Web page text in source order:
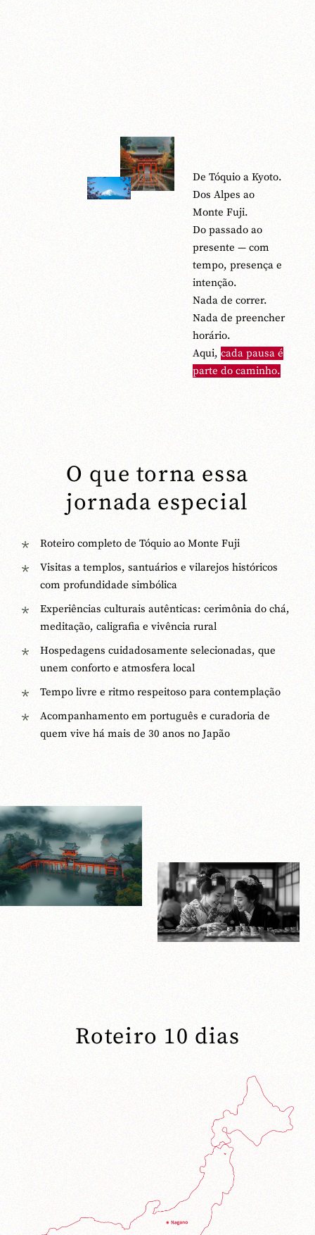
De Tóquio a Kyoto.
Dos Alpes ao
Monte Fuji.
Do passado ao
presente — com
tempo, presença e
intenção.
Nada de correr.
Nada de preencher
horário.
Aqui, cada pausa é
parte do caminho.
O que torna essa
jornada especial
Roteiro completo de Tóquio ao Monte Fuji
Visitas a templos, santuários e vilarejos históricos
com profundidade simbólica
Experiências culturais autênticas: cerimônia do chá,
meditação, caligrafia e vivência rural
Hospedagens cuidadosamente selecionadas, que
unem conforto e atmosfera local
Tempo livre e ritmo respeitoso para contemplação
Acompanhamento em português e curadoria de
quem vive há mais de 30 anos no Japão
Roteiro 10 dias